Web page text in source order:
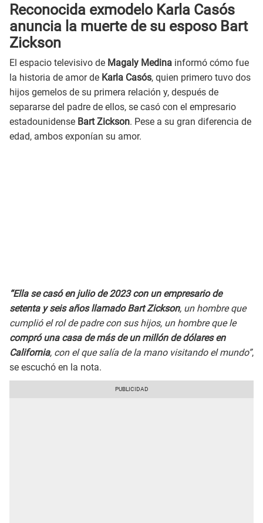
Reconocida exmodelo Karla Casós
anuncia la muerte de su esposo Bart
Zickson
El espacio televisivo de Magaly Medina informó cómo fue
la historia de amor de Karla Casós, quien primero tuvo dos
hijos gemelos de su primera relación y, después de
separarse del padre de ellos, se casó con el empresario
estadounidense Bart Zickson. Pese a su gran diferencia de
edad, ambos exponían su amor.
“Ella se casó en julio de 2023 con un empresario de
setenta y seis años llamado Bart Zickson, un hombre que
cumplió el rol de padre con sus hijos, un hombre que le
compró una casa de más de un millón de dólares en
California, con el que salía de la mano visitando el mundo”,
se escuchó en la nota.